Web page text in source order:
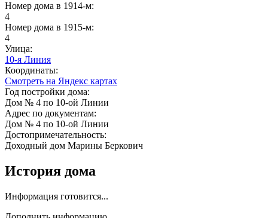
Номер дома в 1914-м:
4
Номер дома в 1915-м:
4
Улица:
10-я Линия
Координаты:
Смотреть на Яндекс картах
Год постройки дома:
Дом № 4 по 10-ой Линии
Адрес по документам:
Дом № 4 по 10-ой Линии
Достопримечательность:
Доходный дом Марины Беркович
История дома
Информация готовится...